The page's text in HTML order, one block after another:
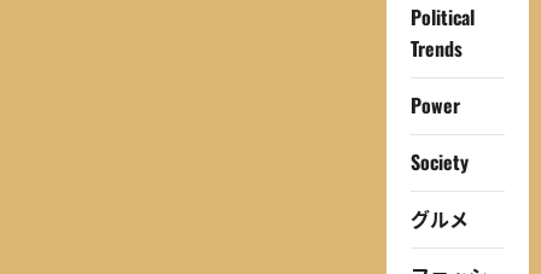
Political
Trends
Power
Society
グルメ